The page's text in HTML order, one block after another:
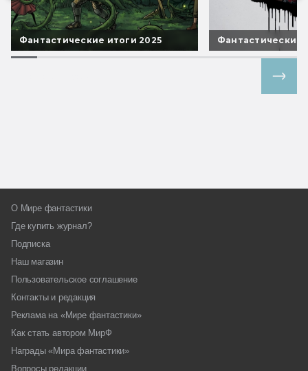
Фантастические итоги 2025 Фантастические
О Мире фантастики
Где купить журнал?
Подписка
Наш магазин
Пользовательское соглашение
Контакты и редакция
Реклама на «Мире фантастики»
Как стать автором МирФ
Награды «Мира фантастики»
Вопросы редакции